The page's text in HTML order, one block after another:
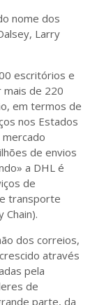
nome dos
Larry
escritórios e
de 220
em termos de
nos Estados
mercado
de envios
a DHL é
de
transporte
dos correios,
através
pela
de
parte, da